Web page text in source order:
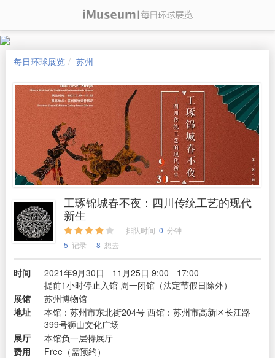
每日环球展览 苏州
工琢锦城春不夜：四川传统工艺的现代
新生
排队时间 0 分钟
5 记录 8 想去
时间
2021年9月30日 - 11月25日 9:00 - 17:00
提前1小时停止入馆 周一闭馆（法定节假日除外）
展馆
苏州博物馆
地址
本馆：苏州市东北街204号 西馆：苏州市高新区长江路
399号狮山文化广场
展厅
本馆负一层特展厅
费用
Free（需预约）